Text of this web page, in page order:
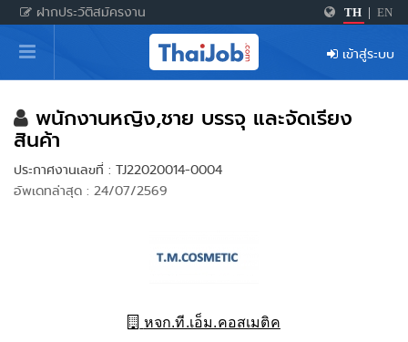
ฝากประวัติสมัครงาน TH EN
หน้าหลัก
ผู้สมัครงาน: เข้าสู่ระบบ
ฝากประวัติสมัครงาน
เกร็ดความรู้
เข้าสู่ระบบ
พนักงานหญิง,ชาย บรรจุ และจัดเรียง
สินค้า
ประกาศงานเลขที่ : TJ22020014-0004
อัพเดทล่าสุด : 24/07/2569
หจก.ที.เอ็ม.คอสเมติค